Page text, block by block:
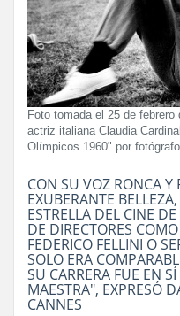
Foto tomada el 25 de
actriz italiana Claudia
Olímpicos 1960" por
CON SU VOZ RONCA Y
EXUBERANTE
ESTRELLA DEL CINE
DE DIRECTORES
FEDERICO FELLINI O
SOLO ERA
SU CARRERA FUE EN
MAESTRA", EXPRESÓ
CANNES